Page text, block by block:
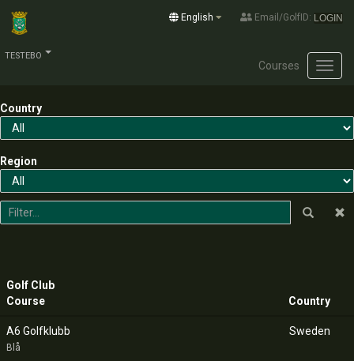
English Email/GolfID: LOGIN
Courses
TESTEBO
Country
Region
Golf Club
Course
Country
A6 Golfklubb
Blå
Sweden